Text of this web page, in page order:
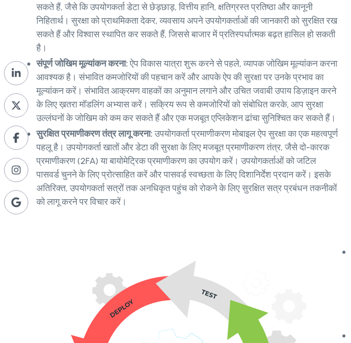
सकते हैं, जैसे कि उपयोगकर्ता डेटा से छेड़छाड़, वित्तीय हानि, क्षतिग्रस्त प्रतिष्ठा और कानूनी
निहितार्थ। सुरक्षा को प्राथमिकता देकर, व्यवसाय अपने उपयोगकर्ताओं की जानकारी को सुरक्षित रख
सकते हैं और विश्वास स्थापित कर सकते हैं, जिससे बाजार में प्रतिस्पर्धात्मक बढ़त हासिल हो सकती
है।
संपूर्ण जोखिम मूल्यांकन करना:ऐप विकास यात्रा शुरू करने से पहले, व्यापक जोखिम मूल्यांकन करना
आवश्यक है। संभावित कमजोरियों की पहचान करें और आपके ऐप की सुरक्षा पर उनके प्रभाव का
मूल्यांकन करें। संभावित आक्रमण वाहकों का अनुमान लगाने और उचित जवाबी उपाय डिज़ाइन करने
के लिए ख़तरा मॉडलिंग अभ्यास करें। सक्रिय रूप से कमजोरियों को संबोधित करके, आप सुरक्षा
उल्लंघनों के जोखिम को कम कर सकते हैं और एक मजबूत एप्लिकेशन ढांचा सुनिश्चित कर सकते हैं।
सुरक्षित प्रमाणीकरण तंत्र लागू करना:उपयोगकर्ता प्रमाणीकरण मोबाइल ऐप सुरक्षा का एक महत्वपूर्ण
पहलू है। उपयोगकर्ता खातों और डेटा की सुरक्षा के लिए मजबूत प्रमाणीकरण तंत्र, जैसे दो-कारक
प्रमाणीकरण (2FA) या बायोमेट्रिक प्रमाणीकरण का उपयोग करें। उपयोगकर्ताओं को जटिल
पासवर्ड चुनने के लिए प्रोत्साहित करें और पासवर्ड स्वच्छता के लिए दिशानिर्देश प्रदान करें। इसके
अतिरिक्त, उपयोगकर्ता सत्रों तक अनधिकृत पहुंच को रोकने के लिए सुरक्षित सत्र प्रबंधन तकनीकों
को लागू करने पर विचार करें।